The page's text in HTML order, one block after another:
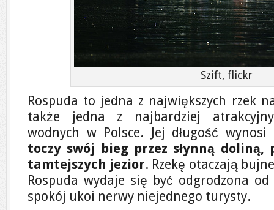
Szift, flickr
Rospuda to jedna z największych rzek
także jedna z najbardziej
wodnych w Polsce. Jej długość
toczy swój bieg przez słynną doliną,
tamtejszych jezior. Rzekę otaczają
Rospuda wydaje się być odgrodzona
spokój ukoi nerwy niejednego turysty.